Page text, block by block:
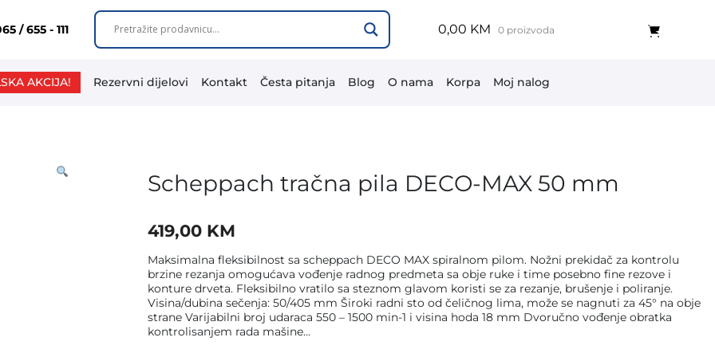
/ 655 - 111 0,00 KM 0 proizvoda
AKCIJA! Rezervni dijelovi Kontakt Česta pitanja Blog O nama Korpa Moj nalog
Scheppach tračna pila DECO-MAX 50 mm
419,00 KM
Maksimalna fleksibilnost sa scheppach DECO MAX spiralnom pilom. Nožni prekidač za kontrolu
brzine rezanja omogućava vođenje radnog predmeta sa obje ruke i time posebno fine rezove i
konture drveta. Fleksibilno vratilo sa steznom glavom koristi se za rezanje, brušenje i poliranje.
Visina/dubina sečenja: 50/405 mm Široki radni sto od čeličnog lima, može se nagnuti za 45° na obje
strane Varijabilni broj udaraca 550 – 1500 min-1 i visina hoda 18 mm Dvoručno vođenje obratka
kontrolisanjem rada mašine…